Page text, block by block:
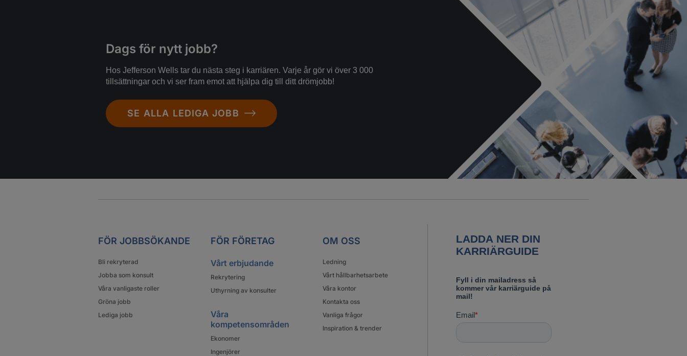
Dags för nytt jobb?
Hos Jefferson Wells tar du nästa steg i karriären. Varje år gör vi över 3 000
tillsättningar och vi ser fram emot att hjälpa dig till ditt drömjobb!
SE ALLA LEDIGA JOBB
FÖR JOBBSÖKANDE
Bli rekryterad
Jobba som konsult
Våra vanligaste roller
Gröna jobb
Lediga jobb
FÖR FÖRETAG
Vårt erbjudande
Rekrytering
Uthyrning av konsulter
Våra
kompetensområden
Ekonomer
Ingenjörer
OM OSS
Ledning
Vårt hållbarhetsarbete
Våra kontor
Kontakta oss
Vanliga frågor
Inspiration & trender